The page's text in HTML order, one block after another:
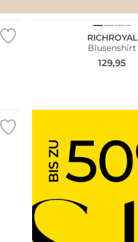
RICHROYAL
Blusenshirt
129,95